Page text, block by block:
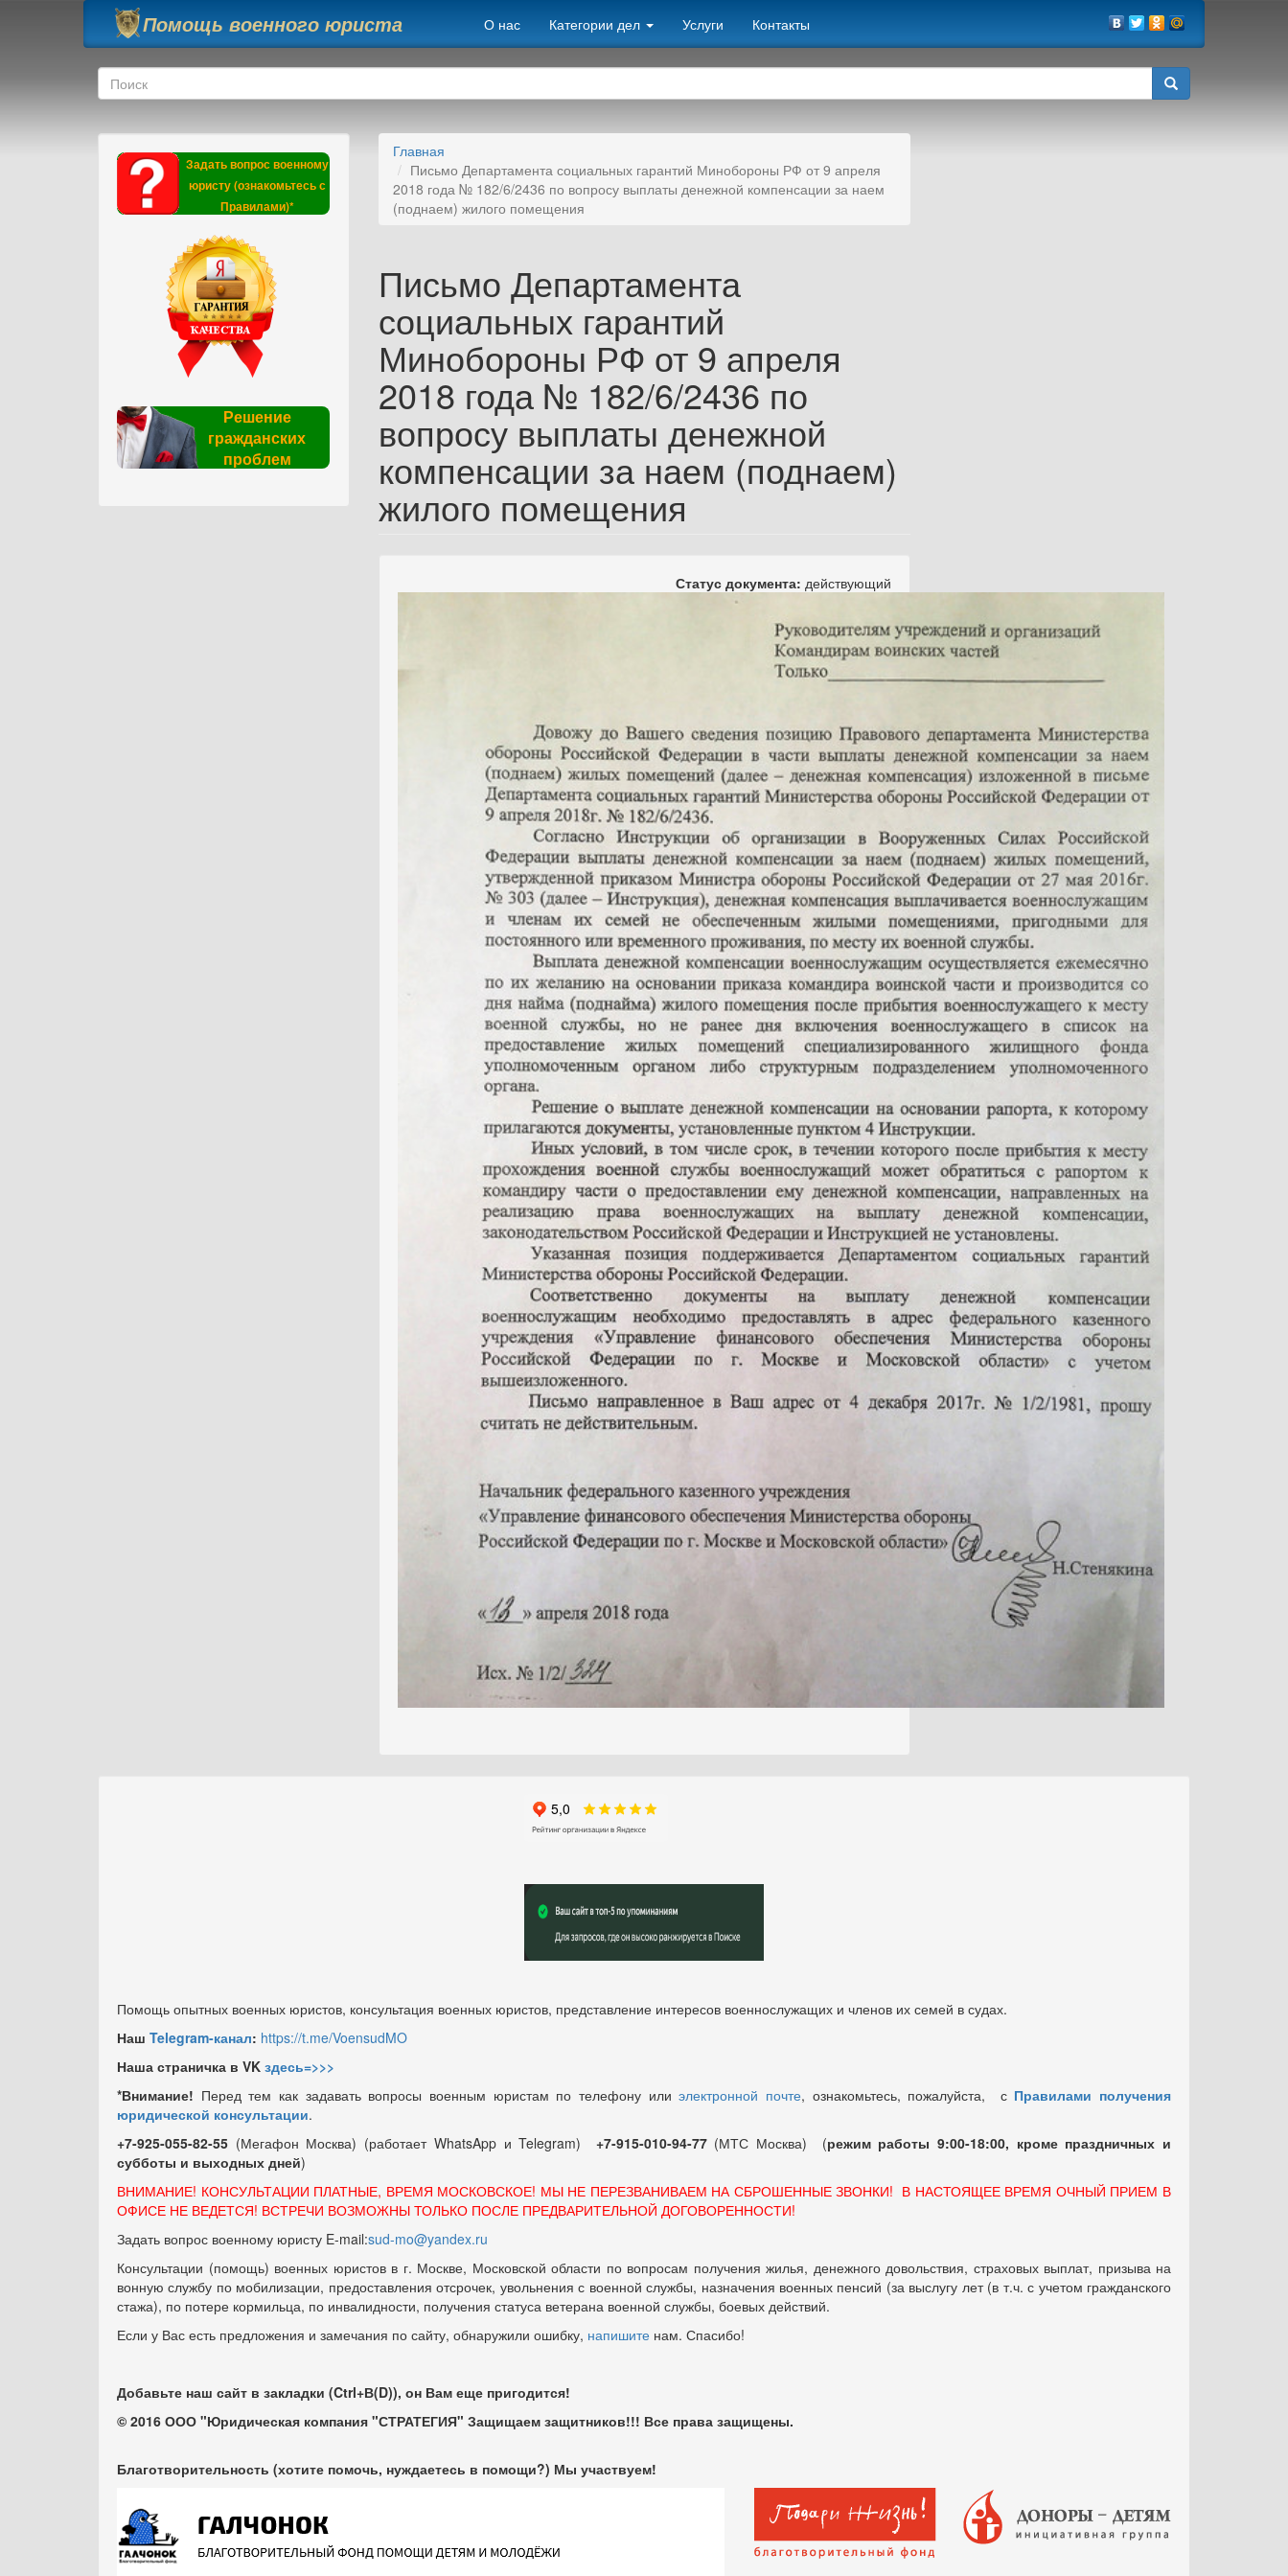
Перейти к основному содержанию
Помощь военного юриста О нас Категории дел Услуги Контакты
Форма поиска
Поиск
Задать вопрос военному
юристу (ознакомьтесь с
Правилами)*
Решение
гражданских
проблем
Главная
Письмо Департамента социальных гарантий Минобороны РФ от 9 апреля
2018 года № 182/6/2436 по вопросу выплаты денежной компенсации за наем
(поднаем) жилого помещения
Письмо Департамента
социальных гарантий
Минобороны РФ от 9 апреля
2018 года № 182/6/2436 по
вопросу выплаты денежной
компенсации за наем (поднаем)
жилого помещения
Статус документа: действующий
Помощь опытных военных юристов, консультация военных юристов, представление интересов военнослужащих и членов их семей в судах.
Наш Telegram-канал: https://t.me/VoensudMO
Наша страничка в VK здесь=>>>
*Внимание! Перед тем как задавать вопросы военным юристам по телефону илиэлектронной почте, ознакомьтесь, пожалуйста, с Правилами получения
юридической консультации.
+7-925-055-82-55 (Мегафон Москва) (работает WhatsApp и Telegram) +7-915-010-94-77 (МТС Москва) (режим работы 9:00-18:00, кроме праздничных и
субботы и выходных дней)
ВНИМАНИЕ! КОНСУЛЬТАЦИИ ПЛАТНЫЕ, ВРЕМЯ МОСКОВСКОЕ! МЫ НЕ ПЕРЕЗВАНИВАЕМ НА СБРОШЕННЫЕ ЗВОНКИ! В НАСТОЯЩЕЕ ВРЕМЯ ОЧНЫЙ ПРИЕМ В
ОФИСЕ НЕ ВЕДЕТСЯ! ВСТРЕЧИ ВОЗМОЖНЫ ТОЛЬКО ПОСЛЕ ПРЕДВАРИТЕЛЬНОЙ ДОГОВОРЕННОСТИ!
Задать вопрос военному юристу E-mail:sud-mo@yandex.ru
Консультации (помощь) военных юристов в г. Москве, Московской области по вопросам получения жилья, денежного довольствия, страховых выплат, призыва на
вонную службу по мобилизации, предоставления отсрочек, увольнения с военной службы, назначения военных пенсий (за выслугу лет (в т.ч. с учетом гражданского
стажа), по потере кормильца, по инвалидности, получения статуса ветерана военной службы, боевых действий.
Если у Вас есть предложения и замечания по сайту, обнаружили ошибку, напишите нам. Спасибо!
Добавьте наш сайт в закладки (Ctrl+В(D)), он Вам еще пригодится!
© 2016 ООО "Юридическая компания "СТРАТЕГИЯ" Защищаем защитников!!! Все права защищены.
Благотворительность (хотите помочь, нуждаетесь в помощи?) Мы участвуем!